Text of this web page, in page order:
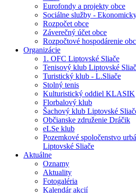
Eurofondy a projekty obce
Sociálne služby -
Rozpočet obce
Záverečný účet obce
Rozpočtové hospodárenie
Organizácie
1. OFC Liptovské Sliače
Tenisový klub Liptovské
Turistický klub - L.Sliače
Stolný tenis
Kulturistický oddiel KLASIK
Florbalový klub
Šachový klub Liptovské
Občianske združenie Dráčik
eLSe klub
Pozemkové spoločenstvo
Liptovské Sliače
Aktuálne
Oznamy
Aktuality
Fotogaléria
Kalendár akcií